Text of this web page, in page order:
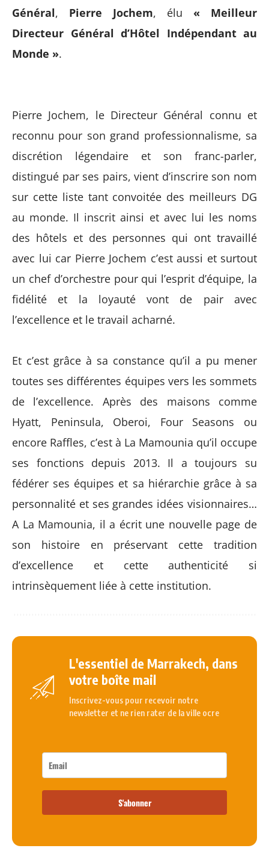
Général, Pierre Jochem, élu « Meilleur
Directeur Général d’Hôtel Indépendant au
Monde ».
Pierre Jochem, le Directeur Général connu et
reconnu pour son grand professionnalisme, sa
discrétion légendaire et son franc-parler,
distingué par ses pairs, vient d’inscrire son nom
sur cette liste tant convoitée des meilleurs DG
au monde. Il inscrit ainsi et avec lui les noms
des hôtels et des personnes qui ont travaillé
avec lui car Pierre Jochem c’est aussi et surtout
un chef d’orchestre pour qui l’esprit d’équipe, la
fidélité et la loyauté vont de pair avec
l’excellence et le travail acharné.
Et c’est grâce à sa constance qu’il a pu mener
toutes ses différentes équipes vers les sommets
de l’excellence. Après des maisons comme
Hyatt, Peninsula, Oberoi, Four Seasons ou
encore Raffles, c’est à La Mamounia qu’il occupe
ses fonctions depuis 2013. Il a toujours su
fédérer ses équipes et sa hiérarchie grâce à sa
personnalité et ses grandes idées visionnaires…
A La Mamounia, il a écrit une nouvelle page de
son histoire en préservant cette tradition
d’excellence et cette authenticité si
intrinsèquement liée à cette institution.
L'essentiel de Marrakech, dans
votre boîte mail
Inscrivez-vous pour recevoir notre
newsletter et ne rien rater de la ville ocre
S'abonner